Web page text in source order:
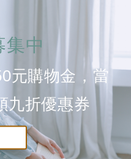
集中
元購物金，當
九折優惠券
層保護膜。
膜。乾琺瑯上色。
層保護膜。
自行調整)
自行調整)